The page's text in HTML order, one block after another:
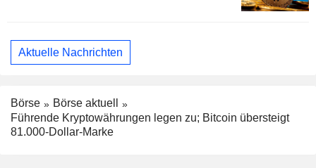
Aktuelle Nachrichten
Börse
Börse aktuell
Führende Kryptowährungen legen zu; Bitcoin übersteigt
81.000-Dollar-Marke